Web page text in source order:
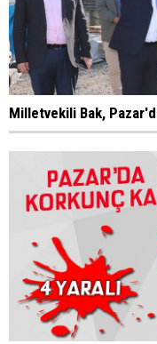
Milletvekili Bak,